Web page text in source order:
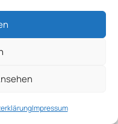
Impressum
Räumung von